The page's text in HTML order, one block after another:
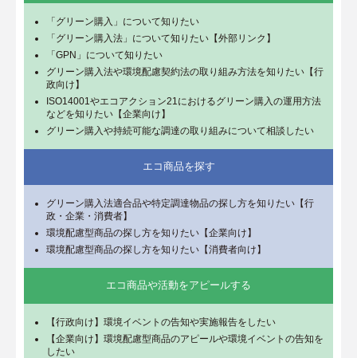
「グリーン購入」について知りたい
「グリーン購入法」について知りたい【外部リンク】
「GPN」について知りたい
グリーン購入法や環境配慮契約法の取り組み方法を知りたい【行
政向け】
ISO14001やエコアクション21におけるグリーン購入の運用方法
などを知りたい【企業向け】
グリーン購入や持続可能な調達の取り組みについて相談したい
エコ商品を探す
グリーン購入法適合品や特定調達物品の探し方を知りたい【行
政・企業・消費者】
環境配慮型商品の探し方を知りたい【企業向け】
環境配慮型商品の探し方を知りたい【消費者向け】
エコ商品や活動をアピールする
【行政向け】環境イベントの告知や実施報告をしたい
【企業向け】環境配慮型商品のアピールや環境イベントの告知を
したい